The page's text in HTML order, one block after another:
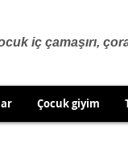
iç çamaşırı,
Çocuk giyim